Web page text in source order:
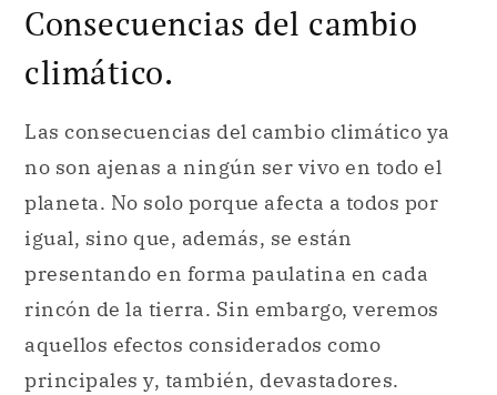
Consecuencias del cambio
climático.
Las consecuencias del cambio climático ya
no son ajenas a ningún ser vivo en todo el
planeta. No solo porque afecta a todos por
igual, sino que, además, se están
presentando en forma paulatina en cada
rincón de la tierra. Sin embargo, veremos
aquellos efectos considerados como
principales y, también, devastadores.